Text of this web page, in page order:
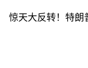
惊天大反转！特朗